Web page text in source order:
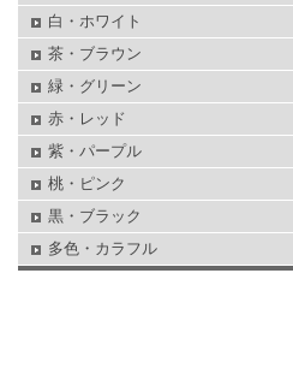
白・ホワイト
茶・ブラウン
緑・グリーン
赤・レッド
紫・パープル
桃・ピンク
黒・ブラック
多色・カラフル